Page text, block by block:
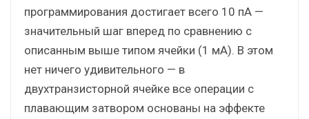
программирования достигает всего 10 пА —
значительный шаг вперед по сравнению с
описанным выше типом ячейки (1 мА). В этом
нет ничего удивительного — в
двухтранзисторной ячейке все операции с
плавающим затвором основаны на эффекте